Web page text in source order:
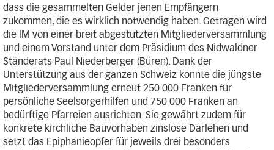
dass die gesammelten Gelder jenen Empfängern
zukommen, die es wirklich notwendig haben. Getragen wird
die IM von einer breit abgestützten Mitgliederversammlung
und einem Vorstand unter dem Präsidium des Nidwaldner
Ständerats Paul Niederberger (Büren). Dank der
Unterstützung aus der ganzen Schweiz konnte die jüngste
Mitgliederversammlung erneut 250 000 Franken für
persönliche Seelsorgerhilfen und 750 000 Franken an
bedürftige Pfarreien ausrichten. Sie gewährt zudem für
konkrete kirchliche Bauvorhaben zinslose Darlehen und
setzt das Epiphanieopfer für jeweils drei besonders